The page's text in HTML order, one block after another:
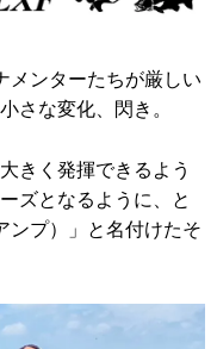
メンターたちが厳しい
さな変化、閃き。
きく発揮できるよう
ズとなるように、と
ンプ）」と名付けたそ